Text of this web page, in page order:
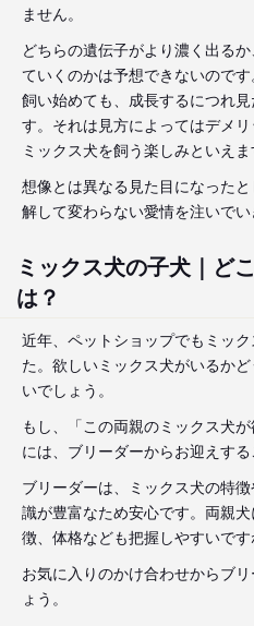
ません。
どちらの遺伝子がより濃く出る
ていくのかは予想できないので
飼い始めても、成長するにつれ
す。それは見方によってはデメリ
ミックス犬を飼う楽しみといえま
想像とは異なる見た目になった
解して変わらない愛情を注いでい
ミックス犬の子犬｜ど
は？
近年、ペットショップでもミッ
た。欲しいミックス犬がいるか
いでしょう。
もし、「この両親のミックス犬
には、ブリーダーからお迎えする
ブリーダーは、ミックス犬の特
識が豊富なため安心です。両親
徴、体格なども把握しやすいです
お気に入りのかけ合わせからブ
ょう。